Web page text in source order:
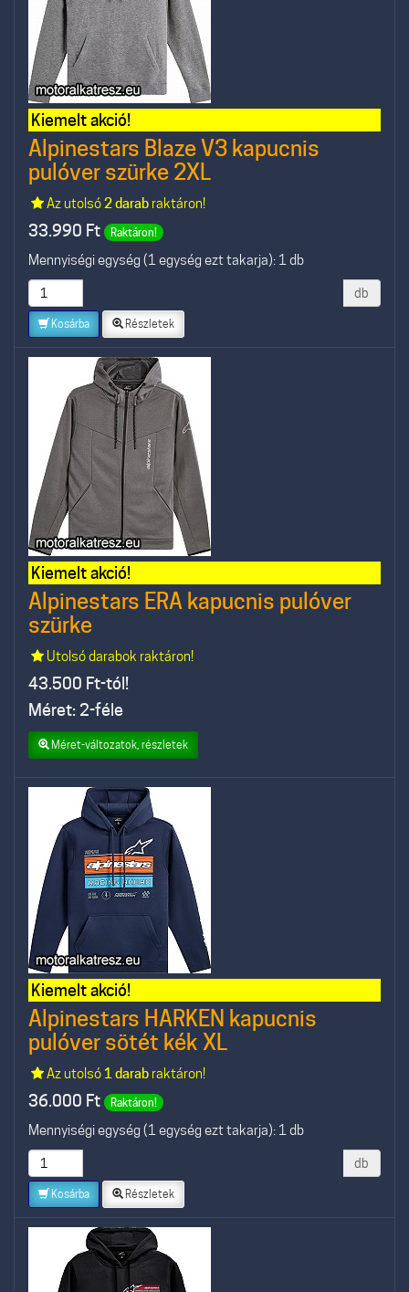
Kiemelt akció!
Alpinestars Blaze V3 kapucnis
pulóver szürke 2XL
Az utolsó2 darabraktáron!
33.990 Ft Raktáron!
Mennyiségi egység (1 egység ezt takarja): 1 db
db
Kosárba Részletek
Kiemelt akció!
Alpinestars ERA kapucnis pulóver
szürke
Utolsó darabok raktáron!
43.500 Ft-tól!
Méret: 2-féle
Méret-változatok, részletek
Kiemelt akció!
Alpinestars HARKEN kapucnis
pulóver sötét kék XL
Az utolsó 1 darabraktáron!
36.000 Ft Raktáron!
Mennyiségi egység (1 egység ezt takarja): 1 db
db
Kosárba Részletek